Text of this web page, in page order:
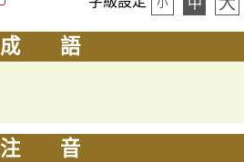
小
成 語
注 音